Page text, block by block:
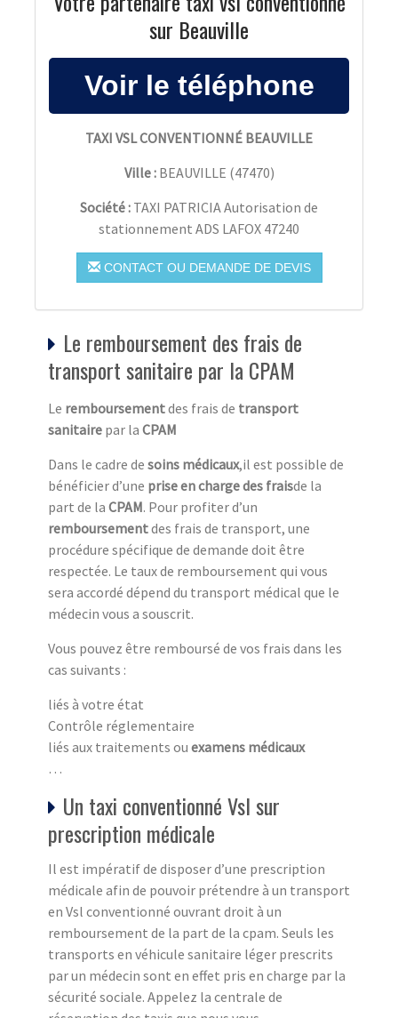
sur Beauville
TAXI VSL CONVENTIONNÉ BEAUVILLE
Ville : BEAUVILLE (47470)
Société : TAXI PATRICIA Autorisation de
stationnement ADS LAFOX 47240
CONTACT OU DEMANDE DE DEVIS
Le remboursement des frais de
transport sanitaire par la CPAM
Le remboursementdes frais de transport
sanitaire par la CPAM
Dans le cadre de soins médicaux,il est possible de
bénéficier d’une prise en charge des fraisde la
part de la CPAM. Pour profiter d’un
remboursementdes frais de transport, une
procédure spécifique de demande doit être
respectée. Le taux de remboursement qui vous
sera accordé dépend du transport médical que le
médecin vous a souscrit.
Vous pouvez être remboursé de vos frais dans les
cas suivants :
liés à votre état
Contrôle réglementaire
liés aux traitements ou examens médicaux
…
Un taxi conventionné Vsl sur
prescription médicale
Il est impératif de disposer d’une prescription
médicale afin de pouvoir prétendre à un transport
en Vsl conventionné ouvrant droit à un
remboursement de la part de la cpam. Seuls les
transports en véhicule sanitaire léger prescrits
par un médecin sont en effet pris en charge par la
sécurité sociale. Appelez la centrale de